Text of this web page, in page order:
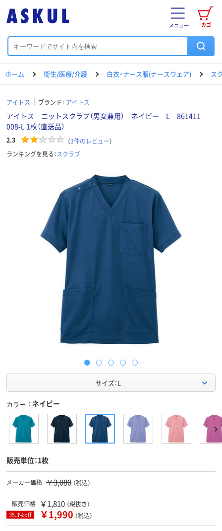
カゴ
メニュー
ホーム 衛生/医療/介護 白衣・ナース服(ナースウェア) ス
アイトス ブランド： アイトス
アイトス ニットスクラブ（男女兼用） ネイビー L 861411-
008-L 1枚（直送品）
2.3 （3件のレビュー）
ランキングを見る：スクラブ
サイズ：L
カラー ネイビー
販売単位：1枚
メーカー価格 ￥3,080 （税込）
販売価格 ￥1,810 （税抜き）
35.3%off ￥1,990 （税込）